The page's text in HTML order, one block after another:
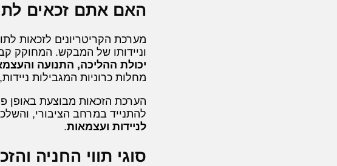
האם אתם זכאים
מערכת הקריטריונים לזכאות
וניידותו של המבקש. המחוקק
יכולת ההליכה, התנועה
מחלות כרוניות המגבילות
הערכת הזכאות מבוצעת באופן
להתנייד במרחב הציבורי,
לניידות ועצמאות.
סוגי תווי החניה